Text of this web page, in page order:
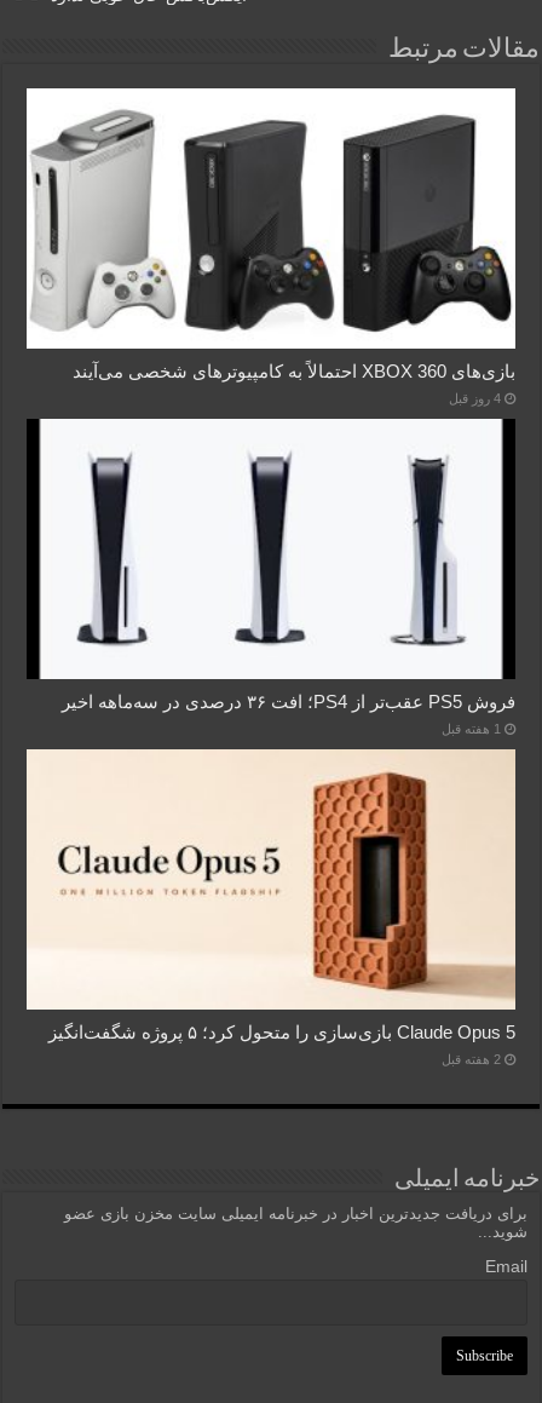
مقالات مرتبط
بازی‌های XBOX 360 احتمالاً به کامپیوترهای شخصی می‌آیند
4 روز قبل
فروش PS5 عقب‌تر از PS4؛ افت ۳۶ درصدی در سه‌ماهه اخیر
1 هفته قبل
Claude Opus 5 بازی‌سازی را متحول کرد؛ ۵ پروژه شگفت‌انگیز
2 هفته قبل
خبرنامه ایمیلی
برای دریافت جدیدترین اخبار در خبرنامه ایمیلی سایت مخزن بازی عضو
شوید...
Email